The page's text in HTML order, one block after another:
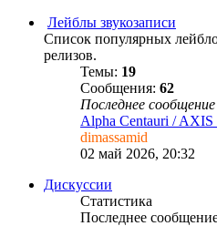
Лейблы звукозаписи
Список популярных
релизов.
Темы: 19
Сообщения: 62
Последнее сообщение
Alpha Centauri /
dimassamid
02 май 2026, 20:32
Дискуссии
Статистика
Последнее